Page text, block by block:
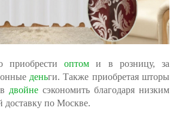
оптом и в розницу, за
деньги. Также приобретая шторы
двойнесэкономить благодаря низким
доставку по Москве.